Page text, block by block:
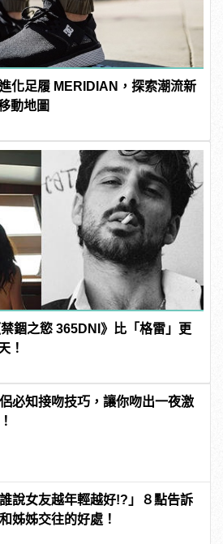
化足履 MERIDIAN，探索潮流新
動地圖
錮之慾 365DNI》比「格雷」更
！
必知接吻技巧，讓你吻出一夜激
誰說女友越年輕越好!?」８點告訴
姊姊交往的好處！